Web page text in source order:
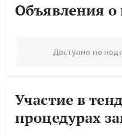
Объявления о
Доступно по
Участие в
процедурах